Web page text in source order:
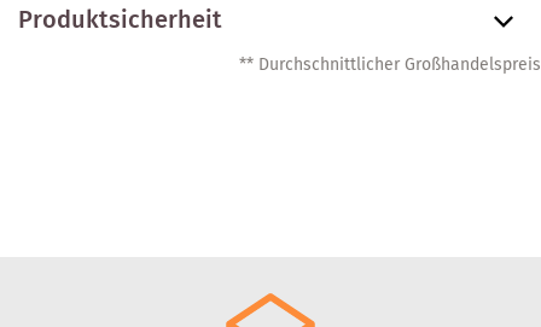
Produktsicherheit
** Durchschnittlicher Großhandelspreis